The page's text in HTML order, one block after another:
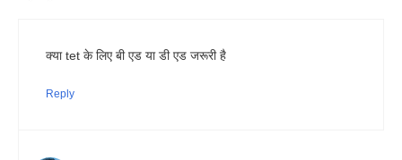
क्या tet के लिए बी एड या डी एड जरूरी है
Reply